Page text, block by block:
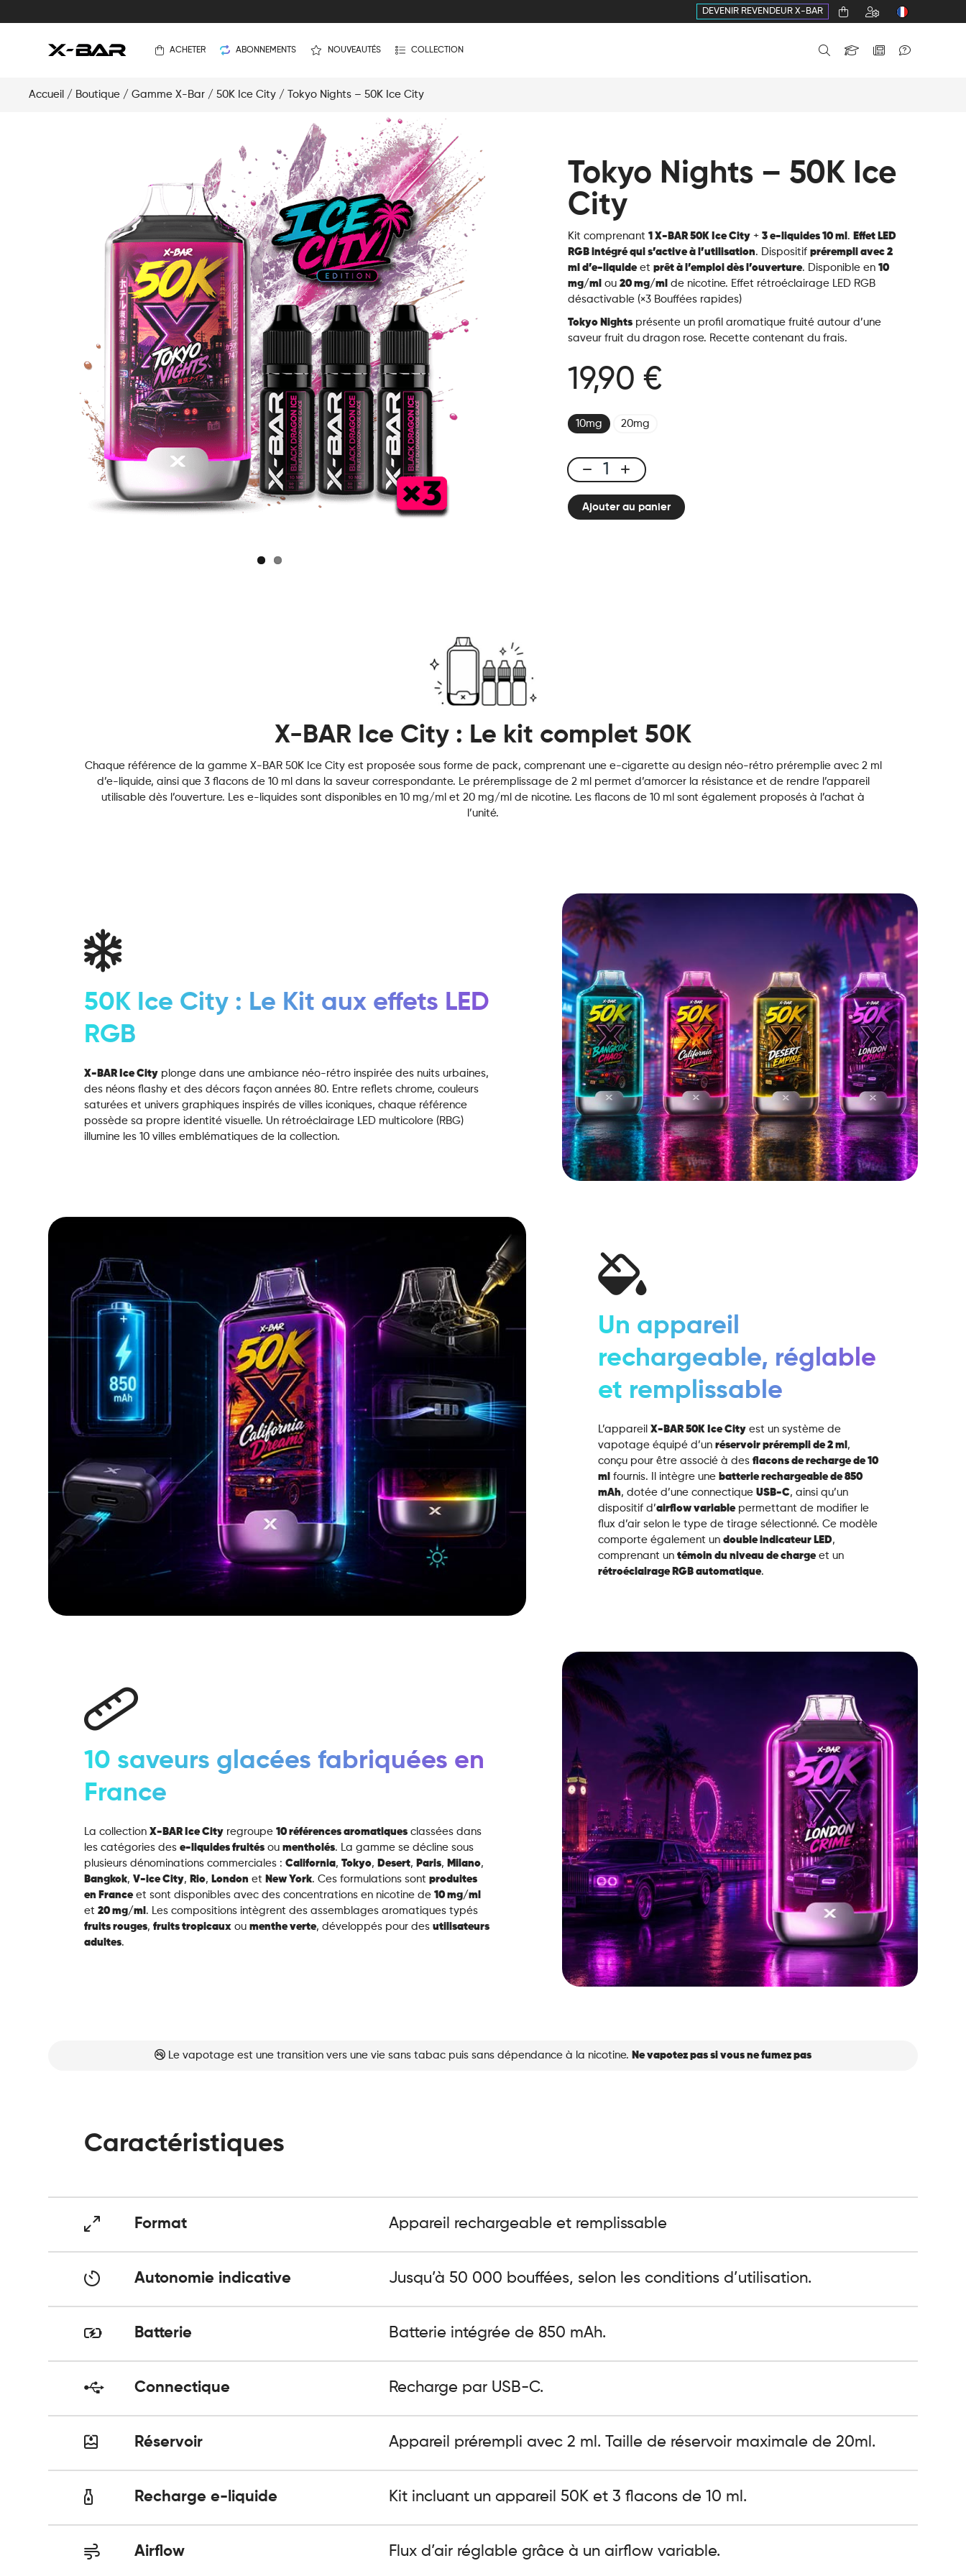
DEVENIR REVENDEUR X-BAR
ACHETER ABONNEMENTS NOUVEAUTÉS COLLECTION
Accueil / Boutique / Gamme X-Bar / 50K Ice City / Tokyo Nights – 50K Ice City
Tokyo Nights – 50K Ice
City
Kit comprenant 1 X-BAR 50K Ice City+ 3 e-liquides 10 ml . Effet LED
RGB intégré qui s’active à l’utilisation. Dispositif prérempli avec 2
ml d’e-liquideet prêt à l’emploi dès l’ouverture. Disponible en 10
mg/ml ou 20 mg/ml de nicotine. Effet rétroéclairage LED RGB
désactivable (×3 Bouffées rapides)
Tokyo Nightsprésente un profil aromatique fruité autour d’une
saveur fruit du dragon rose. Recette contenant du frais.
19,90 €
10mg 20mg
Tokyo
Nights
-
Ajouter au panier
X-BAR Ice City : Le kit complet 50K
Chaque référence de la gamme X-BAR 50K Ice City est proposée sous forme de pack, comprenant une e-cigarette au design néo-rétro préremplie avec 2 ml
d’e-liquide, ainsi que 3 flacons de 10 ml dans la saveur correspondante. Le préremplissage de 2 ml permet d’amorcer la résistance et de rendre l’appareil
utilisable dès l’ouverture. Les e-liquides sont disponibles en 10 mg/ml et 20 mg/ml de nicotine. Les flacons de 10 ml sont également proposés à l’achat à
l’unité.
50K Ice City : Le Kit aux effets LED
RGB
X-BAR Ice City plonge dans une ambiance néo-rétro inspirée des nuits urbaines,
des néons flashy et des décors façon années 80. Entre reflets chrome, couleurs
saturées et univers graphiques inspirés de villes iconiques, chaque référence
possède sa propre identité visuelle. Un rétroéclairage LED multicolore (RBG)
illumine les 10 villes emblématiques de la collection.
Un appareil
rechargeable, réglable
et remplissable
L’appareil X-BAR 50K Ice Cityest un système de
vapotage équipé d’un réservoir prérempli de 2 ml ,
conçu pour être associé à des flacons de recharge de 10
ml fournis. Il intègre une batterie rechargeable de 850
mAh, dotée d’une connectique USB-C, ainsi qu’un
dispositif d’airflow variablepermettant de modifier le
flux d’air selon le type de tirage sélectionné. Ce modèle
comporte également un double indicateur LED,
comprenant un témoin du niveau de chargeet un
rétroéclairage RGB automatique.
10 saveurs glacées fabriquées en
France
La collectionX-BAR Ice City regroupe10 références aromatiques classées dans
les catégories dese-liquides fruités oumentholés. La gamme se décline sous
plusieurs dénominations commerciales :California,Tokyo, Desert, Paris, Milano,
Bangkok,V-ice City, Rio, London et New York. Ces formulations sontproduites
en Franceet sont disponibles avec des concentrations en nicotine de10 mg/ml
et20 mg/ml . Les compositions intègrent des assemblages aromatiques typés
fruits rouges,fruits tropicaux oumenthe verte, développés pour desutilisateurs
adultes.
Le vapotage est une transition vers une vie sans tabac puis sans dépendance à la nicotine. Ne vapotez pas si vous ne fumez pas
Caractéristiques
Format Appareil rechargeable et remplissable
Autonomie indicative Jusqu’à 50 000 bouffées, selon les conditions d’utilisation.
Batterie Batterie intégrée de 850 mAh.
Connectique Recharge par USB-C.
Réservoir Appareil prérempli avec 2 ml. Taille de réservoir maximale de 20ml.
Recharge e-liquide Kit incluant un appareil 50K et 3 flacons de 10 ml.
Airflow Flux d’air réglable grâce à un airflow variable.